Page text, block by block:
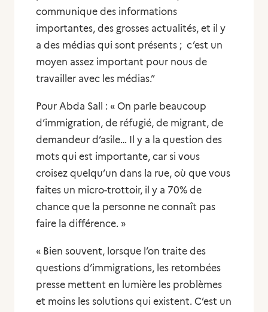
communique des informations
importantes, des grosses actualités, et il y
a des médias qui sont présents ; c’est un
moyen assez important pour nous de
travailler avec les médias.”
Pour Abda Sall : « On parle beaucoup
d’immigration, de réfugié, de migrant, de
demandeur d’asile… Il y a la question des
mots qui est importante, car si vous
croisez quelqu’un dans la rue, où que vous
faites un micro-trottoir, il y a 70% de
chance que la personne ne connaît pas
faire la différence. »
« Bien souvent, lorsque l’on traite des
questions d’immigrations, les retombées
presse mettent en lumière les problèmes
et moins les solutions qui existent. C’est un